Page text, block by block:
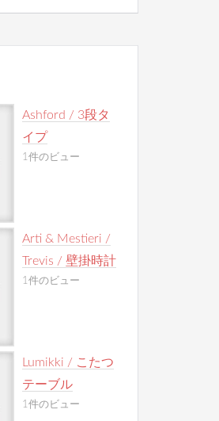
Ashford / 3段タ
イプ
1件のビュー
Arti & Mestieri /
Trevis / 壁掛時計
1件のビュー
Lumikki / こたつ
テーブル
1件のビュー